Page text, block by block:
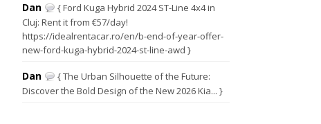
Dan
{ Ford Kuga Hybrid 2024 ST-Line 4x4 in
Cluj: Rent it from €57/day!
https://idealrentacar.ro/en/b-end-of-year-offer-
new-ford-kuga-hybrid-2024-st-line-awd }
Dan
{ The Urban Silhouette of the Future:
Discover the Bold Design of the New 2026 Kia... }